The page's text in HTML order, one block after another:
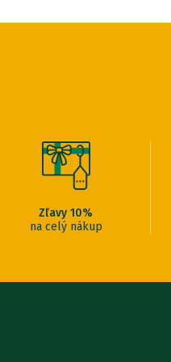
Zľavy 10%
na celý nákup